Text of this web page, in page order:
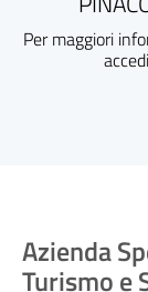
Per maggiori
Azienda
Turismo e